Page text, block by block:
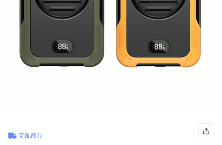
宅配商品